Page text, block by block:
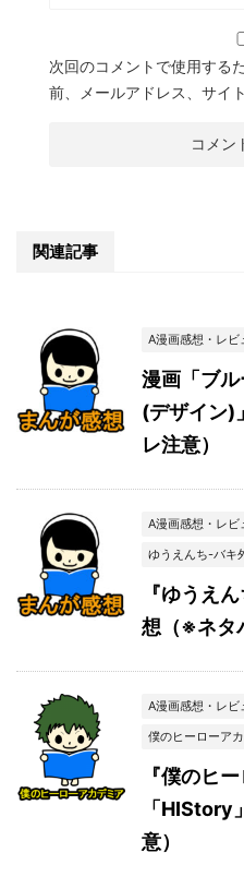
次回のコメントで使用する
前、メールアドレス、サイ
関連記事
A漫画感想・レビ
漫画「ブ
(デザイン)
レ注意）
A漫画感想・レビ
ゆうえんち-バキ
『ゆうえ
想（※ネタ
A漫画感想・レビ
僕のヒーローア
『僕のヒ
「HIStory
意）